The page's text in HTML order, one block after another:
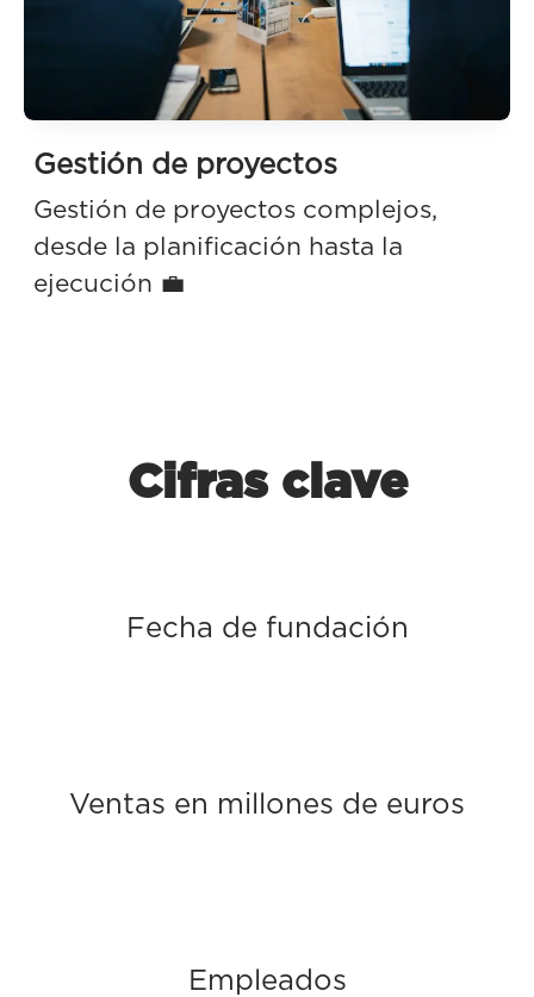
Gestión de proyectos
Gestión de proyectos complejos,
desde la planificación hasta la
ejecución 💼
Cifras clave
Fecha de fundación
Ventas en millones de euros
Empleados